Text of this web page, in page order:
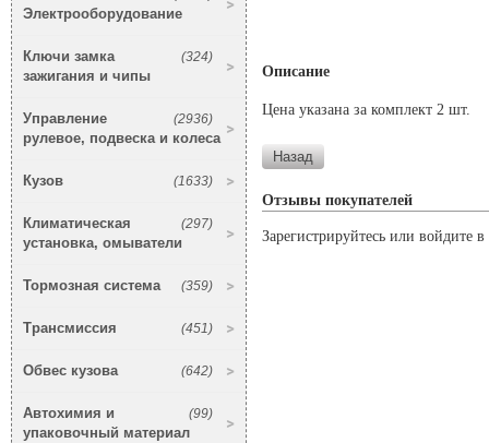
Электрооборудование
(324)
Ключи замка
зажигания и чипы
(2936)
Управление
рулевое, подвеска и колеса
(1633)
Кузов
(297)
Климатическая
установка, омыватели
(359)
Тормозная система
(451)
Трансмиссия
(642)
Обвес кузова
(99)
Автохимия и
упаковочный материал
Описание
Цена указана за комплект 2 шт.
Отзывы покупателей
Зарегистрируйтесь или войдите